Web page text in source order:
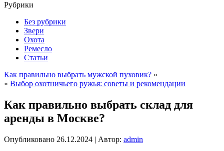
Рубрики
Без рубрики
Звери
Охота
Ремесло
Статьи
Как правильно выбрать мужской пуховик? »
« Выбор охотничьего ружья: советы и рекомендации
Как правильно выбрать склад для
аренды в Москве?
Опубликовано 26.12.2024 | Автор: admin